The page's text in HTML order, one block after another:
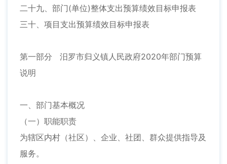
二十九、部门(单位)整体支出预算绩效目标申报表
三十、项目支出预算绩效目标申报表
第一部分 汨罗市归义镇人民政府2020年部门预算
说明
一、部门基本概况
（一）职能职责
为辖区内村（社区）、企业、社团、群众提供指导及
服务。